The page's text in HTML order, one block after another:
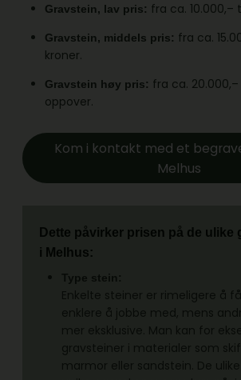
Gravstein, lav pris: fra ca. 10.000,–
Gravstein, middels pris: fra ca.
kroner.
Gravstein høy pris: fra ca.
oppover.
Kom i kontakt med et
Melhus
Dette påvirker prisen på de ulike
i Melhus: